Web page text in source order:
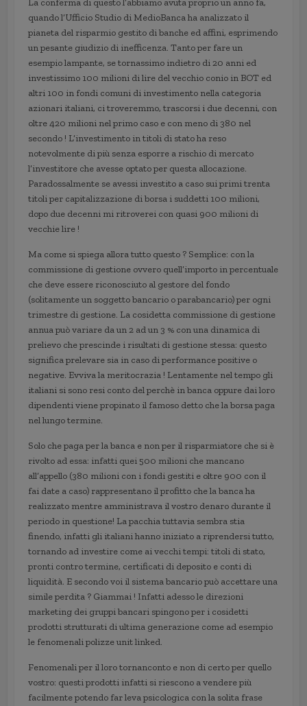
La conferma di questo l’abbiamo avuta proprio un anno fa,
quando l’Ufficio Studio di MedioBanca ha analizzato il
pianeta del risparmio gestito di banche ed affini, esprimendo
un pesante giudizio di inefficenza. Tanto per fare un
esempio lampante, se tornassimo indietro di 20 anni ed
investissimo 100 milioni di lire del vecchio conio in BOT ed
altri 100 in fondi comuni di investimento nella categoria
azionari italiani, ci troveremmo, trascorsi i due decenni, con
oltre 420 milioni nel primo caso e con meno di 380 nel
secondo ! L’investimento in titoli di stato ha reso
notevolmente di più senza esporre a rischio di mercato
l’investitore che avesse optato per questa allocazione.
Paradossalmente se avessi investito a caso sui primi trenta
titoli per capitalizzazione di borsa i suddetti 100 milioni,
dopo due decenni mi ritroverei con quasi 900 milioni di
vecchie lire !
Ma come si spiega allora tutto questo ? Semplice: con la
commissione di gestione ovvero quell’importo in percentuale
che deve essere riconosciuto al gestore del fondo
(solitamente un soggetto bancario o parabancario) per ogni
trimestre di gestione. La cosidetta commissione di gestione
annua può variare da un 2 ad un 3 % con una dinamica di
prelievo che prescinde i risultati di gestione stessa: questo
significa prelevare sia in caso di performance positive o
negative. Evviva la meritocrazia ! Lentamente nel tempo gli
italiani si sono resi conto del perchè in banca oppure dai loro
dipendenti viene propinato il famoso detto che la borsa paga
nel lungo termine.
Solo che paga per la banca e non per il risparmiatore che si è
rivolto ad essa: infatti quei 500 milioni che mancano
all’appello (380 milioni con i fondi gestiti e oltre 900 con il
fai date a caso) rappresentano il profitto che la banca ha
realizzato mentre amministrava il vostro denaro durante il
periodo in questione! La pacchia tuttavia sembra stia
finendo, infatti gli italiani hanno iniziato a riprendersi tutto,
tornando ad investire come ai vecchi tempi: titoli di stato,
pronti contro termine, certificati di deposito e conti di
liquidità. E secondo voi il sistema bancario può accettare una
simile perdita ? Giammai ! Infatti adesso le direzioni
marketing dei gruppi bancari spingono per i cosidetti
prodotti strutturati di ultima generazione come ad esempio
le fenomenali polizze unit linked.
Fenomenali per il loro tornanconto e non di certo per quello
vostro: questi prodotti infatti si riescono a vendere più
facilmente potendo far leva psicologica con la solita frase